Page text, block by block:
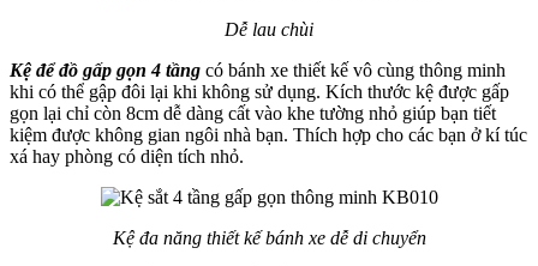
Dễ lau chùi
Kệ để đồ gấp gọn 4 tầng có bánh xe thiết kế vô cùng thông minh
khi có thể gập đôi lại khi không sử dụng. Kích thước kệ được gấp
gọn lại chỉ còn 8cm dễ dàng cất vào khe tường nhỏ giúp bạn tiết
kiệm được không gian ngôi nhà bạn. Thích hợp cho các bạn ở kí túc
xá hay phòng có diện tích nhỏ.
Kệ đa năng thiết kế bánh xe dễ di chuyển